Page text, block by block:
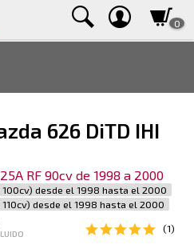
0
626 DiTD IHI
RF 90cv de 1998 a 2000
100cv) desde el 1998 hasta el 2000
110cv) desde el 1998 hasta el 2000
(1)